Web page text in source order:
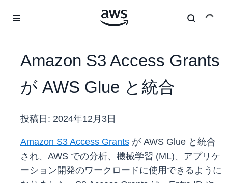
Amazon S3 Access Grants
が AWS Glue と統合
投稿日: 2024年12月3日
Amazon S3 Access Grants が AWS Glue と統合
され、AWS での分析、機械学習 (ML)、アプリケ
ーション開発のワークロードに使用できるように